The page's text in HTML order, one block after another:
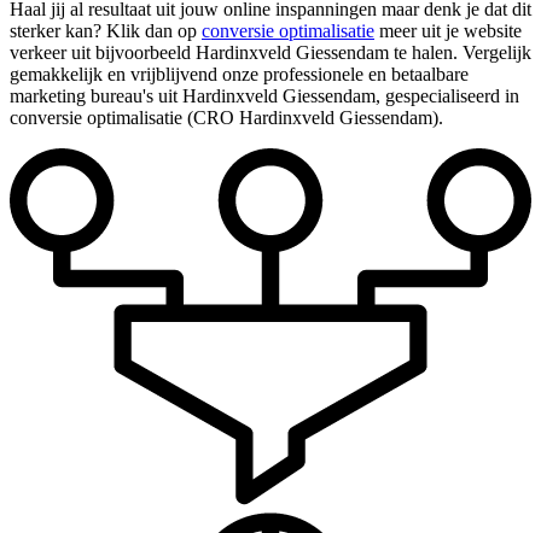
Haal jij al resultaat uit jouw online inspanningen maar denk je dat dit
sterker kan? Klik dan op conversie optimalisatie meer uit je website
verkeer uit bijvoorbeeld Hardinxveld Giessendam te halen. Vergelijk
gemakkelijk en vrijblijvend onze professionele en betaalbare
marketing bureau's uit Hardinxveld Giessendam, gespecialiseerd in
conversie optimalisatie (CRO Hardinxveld Giessendam).